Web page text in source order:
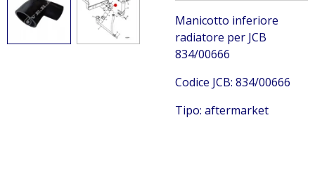
Manicotto inferiore
radiatore per JCB
834/00666
Codice JCB: 834/00666
Tipo: aftermarket